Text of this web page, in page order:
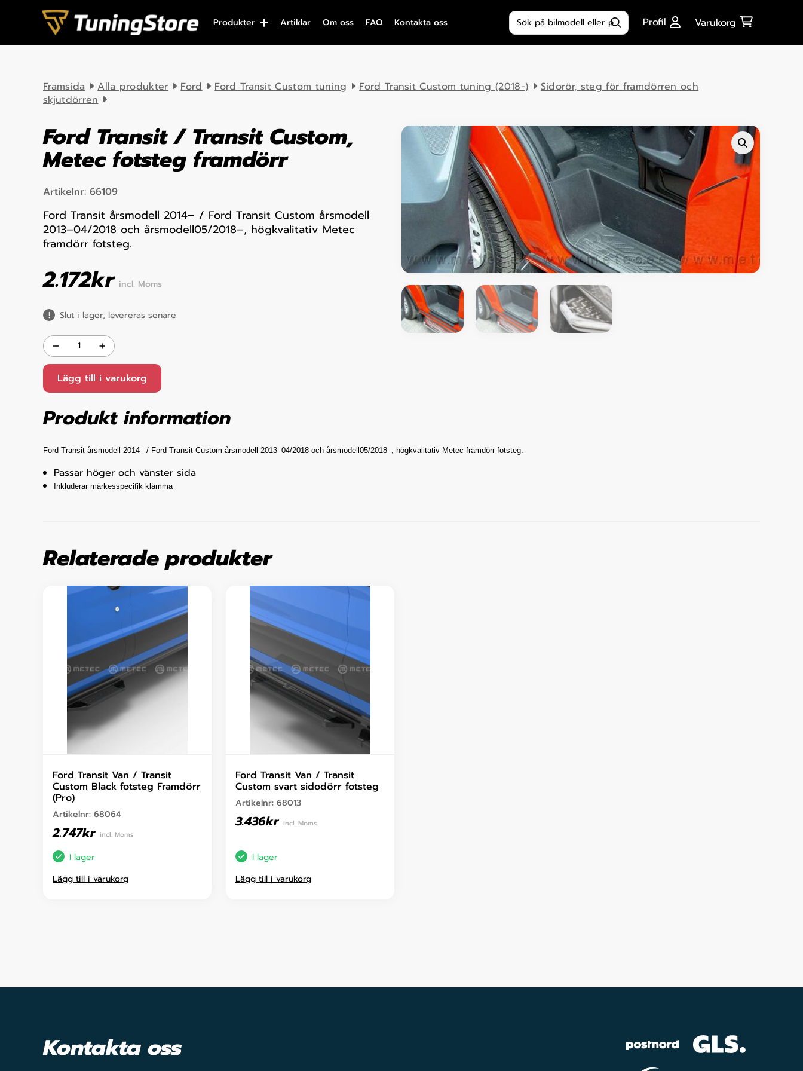
Skip to content
Produkter Artiklar Om oss FAQ Kontakta oss
Produktsökning
Profil Varukorg
Framsida Alla produkter Ford Ford Transit Custom tuning Ford Transit Custom tuning (2018-)
Sidorör, steg för framdörren och
skjutdörren
Ford Transit / Transit Custom,
Metec fotsteg framdörr
Artikelnr: 66109
Ford Transit årsmodell 2014– / Ford Transit Custom årsmodell
2013–04/2018 och årsmodell05/2018–, högkvalitativ Metec
framdörr fotsteg.
2.172kr incl. Moms
Slut i lager, levereras senare
Lägg till i varukorg
Produkt information
Ford Transit årsmodell 2014– / Ford Transit Custom årsmodell 2013–04/2018 och årsmodell05/2018–, högkvalitativ Metec framdörr fotsteg.
Passar höger och vänster sida
Inkluderar märkesspecifik klämma
Relaterade produkter
Ford Transit Van / Transit
Custom Black fotsteg Framdörr
(Pro)
Artikelnr: 68064
2.747kr incl. Moms
I lager
Lägg till i varukorg
Ford Transit Van / Transit
Custom svart sidodörr fotsteg
Artikelnr: 68013
3.436kr incl. Moms
I lager
Lägg till i varukorg
Kontakta oss